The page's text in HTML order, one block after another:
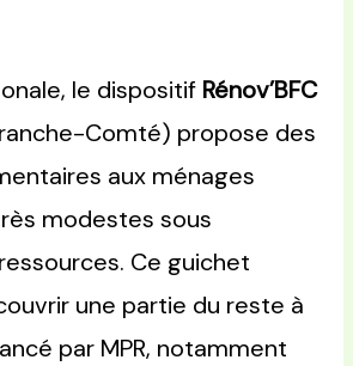
le dispositif Rénov’BFC
Comté) propose des
aux ménages
modestes sous
Ce guichet
une partie du reste à
par MPR, notamment